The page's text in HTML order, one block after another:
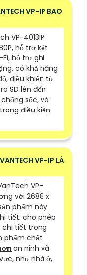
VP-IP BAO
VP-4013IP
hỗ trợ kết
hỗ trợ ghi
có khả năng
điều khiển từ
SD lên đến
sốc, và
điều kiện
VP-IP LÀ
VP-
với 2688 x
phẩm này
tiết, cho phép
chi tiết trong
phẩm chất
an ninh và
như nhà ở,